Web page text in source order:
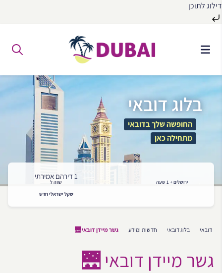
דילוג לתוכן
התוכן
בלוג דובאי
החופשה שלך בדובאי
מתחילה כאן
ירושלים + 1 שעה
1 דירהם אמירתי
שווה ל
שקל ישראלי חדש
דובאי בלוג דובאי חדשות ומידע גשר מיידן דובאי 🌉
גשר מיידן דובאי 🌉